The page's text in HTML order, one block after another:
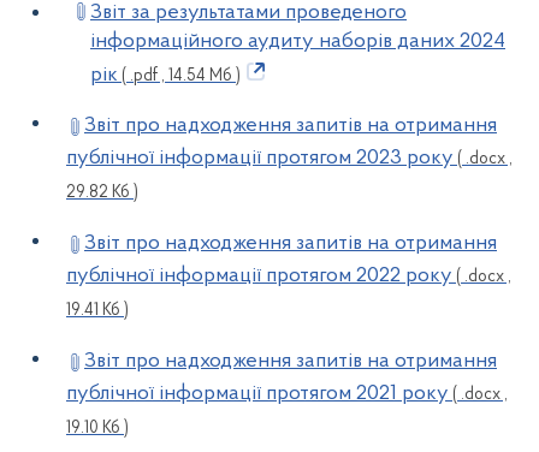
Звіт за результатами проведеного
інформаційного аудиту наборів даних 2024
рік ( .pdf , 14.54 Мб )
Звіт про надходження запитів на отримання
публічної інформації протягом 2023 року ( .docx ,
29.82 Кб )
Звіт про надходження запитів на отримання
публічної інформації протягом 2022 року ( .docx ,
19.41 Кб )
Звіт про надходження запитів на отримання
публічної інформації протягом 2021 року ( .docx ,
19.10 Кб )